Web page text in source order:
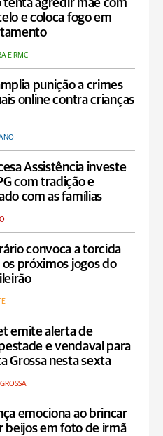
tenta agredir mãe com
e coloca fogo em
E RMC
punição a crimes
online contra crianças
Assistência investe
com tradição e
com as famílias
convoca a torcida
os próximos jogos do
emite alerta de
e vendaval para
Grossa nesta sexta
emociona ao brincar
beijos em foto de irmã